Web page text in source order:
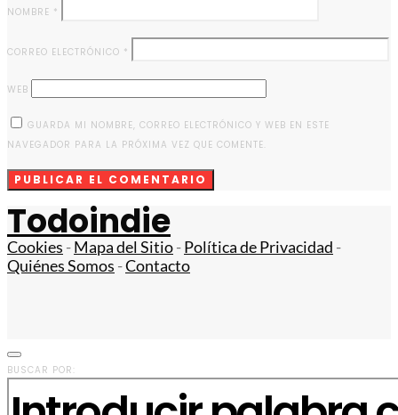
NOMBRE *
CORREO ELECTRÓNICO *
WEB
GUARDA MI NOMBRE, CORREO ELECTRÓNICO Y WEB EN ESTE
NAVEGADOR PARA LA PRÓXIMA VEZ QUE COMENTE.
Todoindie
Cookies -Mapa del Sitio-Política de Privacidad -
Quiénes Somos -Contacto
BUSCAR POR: